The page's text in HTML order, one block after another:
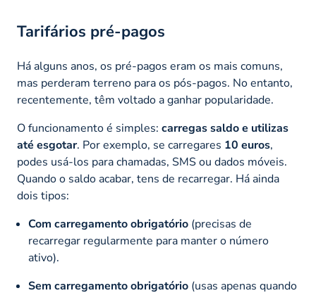
Tarifários pré-pagos
Há alguns anos, os pré-pagos eram os mais comuns,
mas perderam terreno para os pós-pagos. No entanto,
recentemente, têm voltado a ganhar popularidade.
O funcionamento é simples: carregas saldo e utilizas
até esgotar. Por exemplo, se carregares 10 euros,
podes usá-los para chamadas, SMS ou dados móveis.
Quando o saldo acabar, tens de recarregar. Há ainda
dois tipos:
Com carregamento obrigatório (precisas de
recarregar regularmente para manter o número
ativo).
Sem carregamento obrigatório (usas apenas quando